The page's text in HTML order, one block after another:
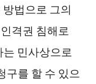
법으로 그의
격권 침해로
민사상으로
구를 할 수 있으